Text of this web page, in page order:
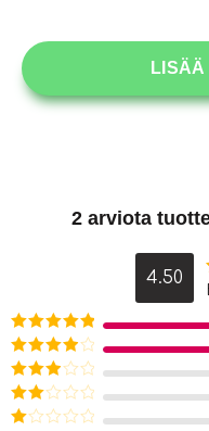
LISÄÄ
2 arviota
4.50
Arvostelu
tuotteesta:
5 / 5
Arvostelu
tuotteesta:
4/ 5
Arvostelu
tuotteesta:
3 / 5
Arvostelu